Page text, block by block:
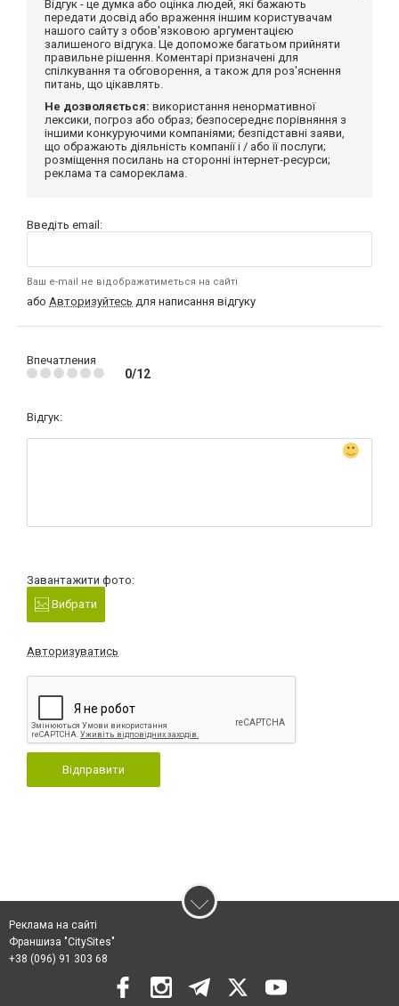
Відгук - це думка або оцінка людей, які бажають
передати досвід або враження іншим користувачам
нашого сайту з обов'язковою аргументацією
залишеного відгука. Це допоможе багатьом прийняти
правильне рішення. Коментарі призначені для
спілкування та обговорення, а також для роз'яснення
питань, що цікавлять.
Не дозволяється: використання ненормативної
лексики, погроз або образ; безпосереднє порівняння з
іншими конкуруючими компаніями; безпідставні заяви,
що ображають діяльність компанії і / або її послуги;
розміщення посилань на сторонні інтернет-ресурси;
реклама та самореклама.
Введіть email:
Ваш e-mail не відображатиметься на сайті
або Авторизуйтесь для написання відгуку
Впечатления
0/12
Відгук:
Завантажити фото:
Вибрати
Авторизуватись
Відправити
Реклама на сайті
Франшиза "CitySites"
+38 (096) 91 303 68